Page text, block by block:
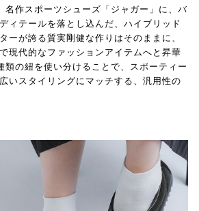
名作スポーツシューズ「ジャガー」に、バ
ィテールを落とし込んだ、ハイブリッド
ーが誇る質実剛健な作りはそのままに、
現代的なファッションアイテムへと昇華
類の紐を使い分けることで、スポーティー
いスタイリングにマッチする、汎用性の